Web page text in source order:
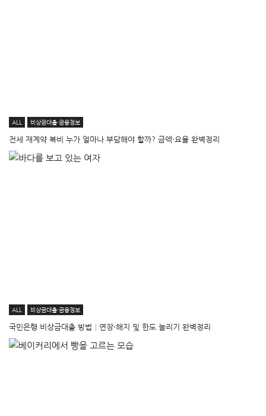
ALL 비상금대출·금융정보
전세 재계약 복비 누가 얼마나 부담해야 할까? 금액·요율 완벽정리
ALL 비상금대출·금융정보
국민은행 비상금대출 방법│연장·해지 및 한도 늘리기 완벽정리